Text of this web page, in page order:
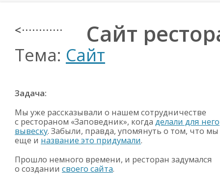
< · · · · · · · · · · · · Сайт
Тема: Сайт
Задача:
Мы уже рассказывали о нашем сотрудничестве
с рестораном «Заповедник», когда делали для него
вывеску. Забыли, правда, упомянуть о том, что
еще и название это придумали.
Прошло немного времени, и ресторан задумался
о создании своего сайта.